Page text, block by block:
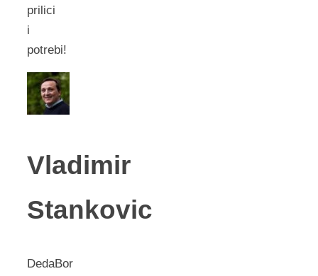
prilici
i
potrebi!
Vladimir
Stankovic
DedaBor